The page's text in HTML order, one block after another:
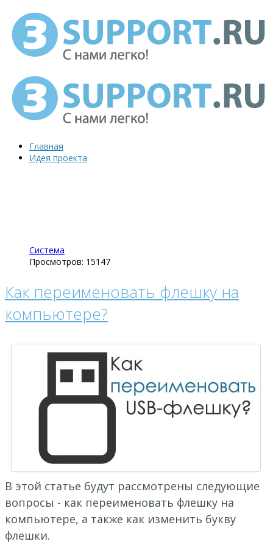
Главная
Идея проекта
Система
Просмотров: 15147
Как переименовать флешку на
компьютере?
В этой статье будут рассмотрены следующие
вопросы - как переименовать флешку на
компьютере, а также как изменить букву
флешки.